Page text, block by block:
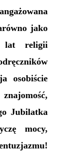
jako
lat religii
osobiście
Jubilatka
mocy,